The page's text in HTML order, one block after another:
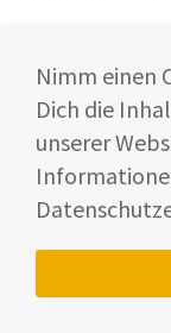
Mit dem Dyson
"Der Dyson
Nimm einen
Dich die
unserer